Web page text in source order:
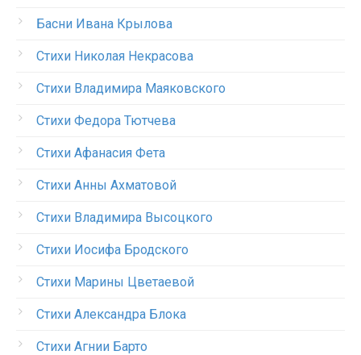
Басни Ивана Крылова
Стихи Николая Некрасова
Стихи Владимира Маяковского
Стихи Федора Тютчева
Стихи Афанасия Фета
Стихи Анны Ахматовой
Стихи Владимира Высоцкого
Стихи Иосифа Бродского
Стихи Марины Цветаевой
Стихи Александра Блока
Стихи Агнии Барто